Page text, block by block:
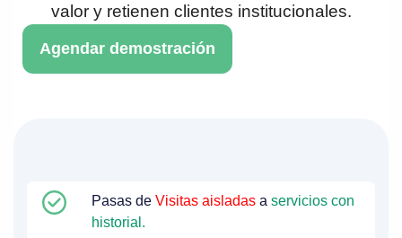
valor y retienen clientes institucionales.
Agendar demostración
Pasas de Visitas aisladasa servicios con
historial.